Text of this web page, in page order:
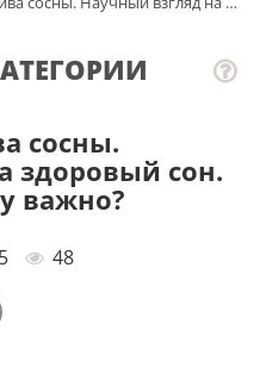
сосны.
здоровый сон.
важно?
48